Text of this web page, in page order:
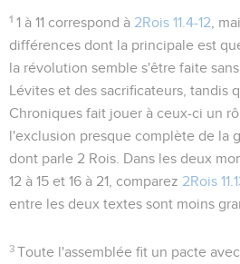
1 1 à 11 correspond à 2Rois 11.4-12 ,
différences dont la principale est
la révolution semble s'être faite
Lévites et des sacrificateurs, tandis
Chroniques fait jouer à ceux-ci un
l'exclusion presque complète de la
dont parle 2 Rois. Dans les deux
12 à 15 et 16 à 21, comparez 2Rois
entre les deux textes sont moins
3 Toute l'assemblée fit un pacte